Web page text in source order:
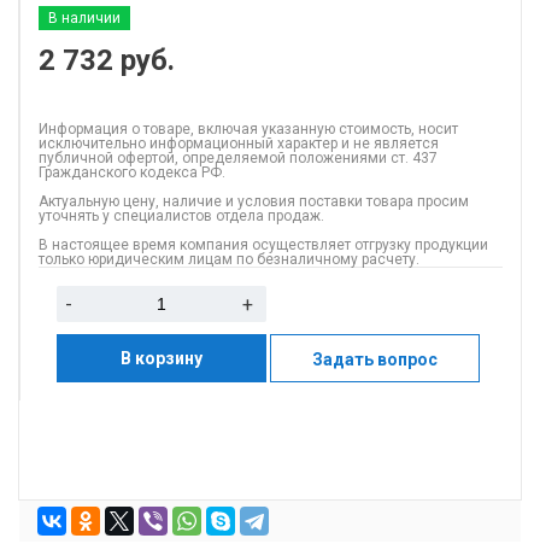
В наличии
2 732 руб.
Информация о товаре, включая указанную стоимость, носит
исключительно информационный характер и не является
публичной офертой, определяемой положениями ст. 437
Гражданского кодекса РФ.
Актуальную цену, наличие и условия поставки товара просим
уточнять у специалистов отдела продаж.
В настоящее время компания осуществляет отгрузку продукции
только юридическим лицам по безналичному расчету.
- +
В корзину Задать вопрос